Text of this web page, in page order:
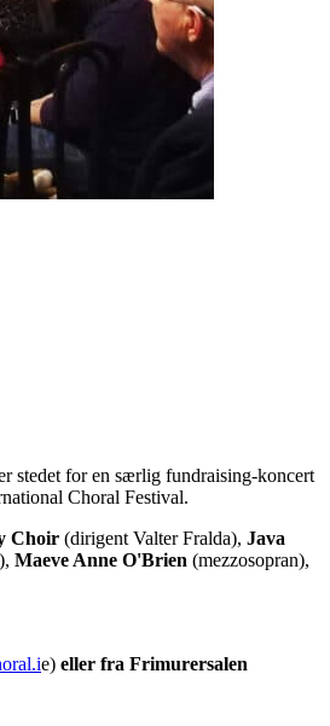
stedet for en særlig fundraising-koncert
Choral Festival.
Choir (dirigent Valter Fralda), Java
Maeve Anne O'Brien (mezzosopran),
e) eller fra Frimurersalen